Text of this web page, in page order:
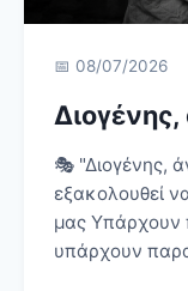
📅 08/07/2026
🎭 "Διογένης,
εξακολουθεί
μας Υπάρχουν
υπάρχουν